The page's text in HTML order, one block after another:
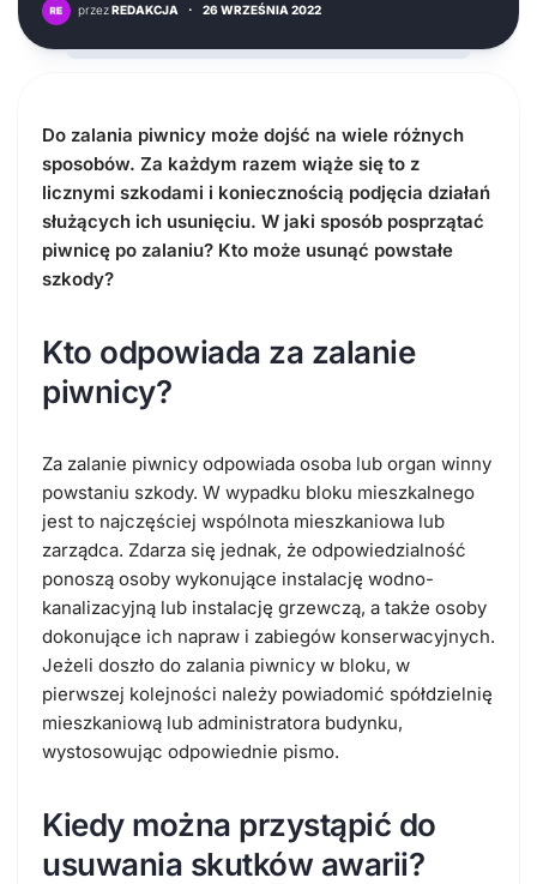
przezREDAKCJA · 26 WRZEŚNIA 2022
Do zalania piwnicy może dojść na wiele różnych
sposobów. Za każdym razem wiąże się to z
licznymi szkodami i koniecznością podjęcia działań
służących ich usunięciu. W jaki sposób posprzątać
piwnicę po zalaniu? Kto może usunąć powstałe
szkody?
Kto odpowiada za zalanie
piwnicy?
Za zalanie piwnicy odpowiada osoba lub organ winny
powstaniu szkody. W wypadku bloku mieszkalnego
jest to najczęściej wspólnota mieszkaniowa lub
zarządca. Zdarza się jednak, że odpowiedzialność
ponoszą osoby wykonujące instalację wodno-
kanalizacyjną lub instalację grzewczą, a także osoby
dokonujące ich napraw i zabiegów konserwacyjnych.
Jeżeli doszło do zalania piwnicy w bloku, w
pierwszej kolejności należy powiadomić spółdzielnię
mieszkaniową lub administratora budynku,
wystosowując odpowiednie pismo.
Kiedy można przystąpić do
usuwania skutków awarii?